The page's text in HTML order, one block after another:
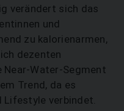
verändert sich das
und
zu kalorienarmen,
dezenten
Near-Water-Segment
Trend, da es
Lifestyle verbindet.